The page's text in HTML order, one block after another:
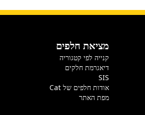
מציאת חלפים
קנייה לפי קטגוריה
דיאגרמת חלקים
SIS
אודות חלפים של Cat
מפת האתר